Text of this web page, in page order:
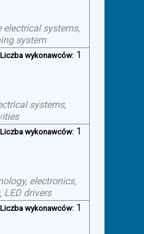
electrical systems,
system
Liczba wykonawców: 1
systems,
Liczba wykonawców: 1
electronics,
drivers
Liczba wykonawców: 1